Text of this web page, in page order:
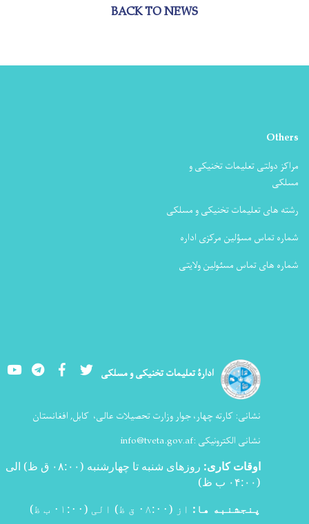
BACK TO NEWS
Others
مراکز دولتی تعلیمات تخنیکی و
مسلکی
رشته های تعلیمات تخنیکی و مسلکی
شماره تماس مسؤلین مرکزی اداره
شماره های تماس مسئولین ولایتی
ادارۀ تعلیمات تخنیکی و مسلکی YoutubeLinkedInFacebook Twitter
نشانی: کارته چهار، جوار وزارت تحصیلات عالی، کابل, افغانستان
نشانی الکترونیکی :info@tveta.gov.af
اوقات کاری:
روزهای شنبه تا چهارشنبه (۰۸:۰۰ ق ظ) الی
(۰۴:۰۰ ب ظ
)
پنجشنبه ها: از (۰۸:۰۰ ق ظ) الی (۰۱:۰۰ ب ظ)